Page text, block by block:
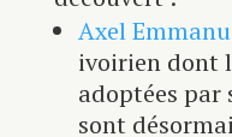
Axel
ivoirien dont
adoptées par
sont